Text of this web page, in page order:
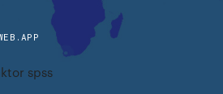
spss